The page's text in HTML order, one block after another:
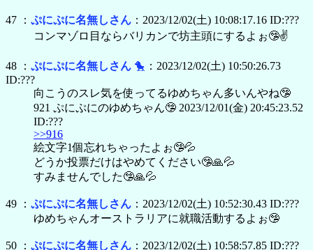
47 ： ぷにぷに名無しさん ：2023/12/02(土) 10:08:17.16 ID:???
コンマゾロ目ならバリカンで坊主頭にするよぉ🤥✌
48 ： ぷにぷに名無しさん 🐤 ：2023/12/02(土) 10:50:26.73
ID:???
向こうのスレ気を使ってるゆめちゃん多いんやね🤥
921 ぷにぷにのゆめちゃん🤥 2023/12/01(金) 20:45:23.52
ID:???
>>916
絵文字1個忘れちゃったよぉ🤥💦
どうか投票だけはやめてください🤥🙏💦
すみませんでした🤥🙏💦
49 ： ぷにぷに名無しさん ：2023/12/02(土) 10:52:30.43 ID:???
ゆめちゃんオーストラリアに就職活動するよぉ🤥
50 ： ぷにぷに名無しさん ：2023/12/02(土) 10:58:57.85 ID:???